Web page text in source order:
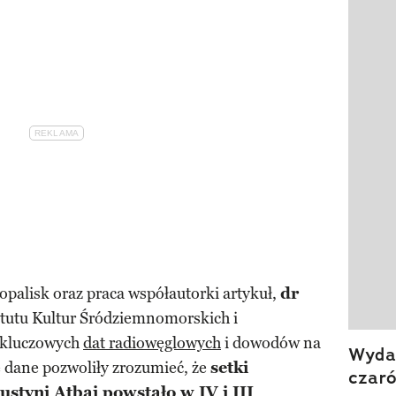
oraz praca współautorki artykuł, dr
Kultur Śródziemnomorskich i
dat radiowęglowychi dowodów na
pozwoliły zrozumieć, że setki